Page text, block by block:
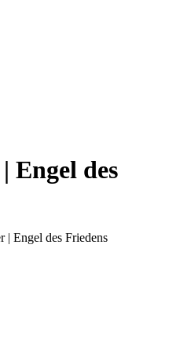
Engel des
| Engel des Friedens